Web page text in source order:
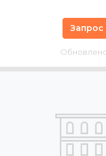
Обновлено